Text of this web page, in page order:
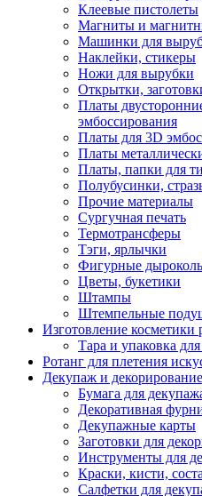
Клеевые пистолеты
Магниты и
Машинки для
Наклейки, стикеры
Ножи для вырубки
Открытки,
Платы
эмбоссирования
Платы для 3D
Платы
Платы, папки для
Полубусинки,
Прочие материалы
Сургучная печать
Термотрансферы
Тэги, ярлычки
Фигурные
Цветы, букетики
Штампы
Штемпельные
Изготовление
Тара и упаковка
Ротанг для плетения
Декупаж и декорирование
Бумага для
Декоративная
Декупажные карты
Заготовки для
Инструменты для
Краски, кисти,
Салфетки для